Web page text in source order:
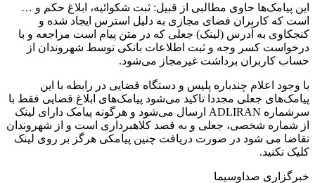
این پیامک‌ها حاوی مطالبی از قبیل: ثبت شکوائیه، ابلاغ حکم و …
است که کاربران فضای مجازی به دلیل استرس ایجاد شده و
کنجکاوی به آدرس (لینک) جعلی که در متن پیام است مراجعه و با
درخواست کسر وجه و ثبت اطلاعات بانکی توسط شهروندان از
حساب کاربران برداشت غیرمجاز می‌شود.
با وجود اعلام چندباره پلیس و دستگاه قضایی در رابطه با این
پیامک‌های جعلی مجددا تاکید می‌شود پیامک‌های ابلاغ قضایی فقط با
سرشماره ADLIRAN ارسال می‌شود‌ و هرگونه پیامک‌ دارای لینک
از شماره شخصی، جعلی و به قصد کلاهبرداری است و از شهروندان
تقاضا می شود در صورت دریافت چنین پیامکی هرگز بر روی لینک
کلیک نکنید.
خبرگزاری صداوسیما